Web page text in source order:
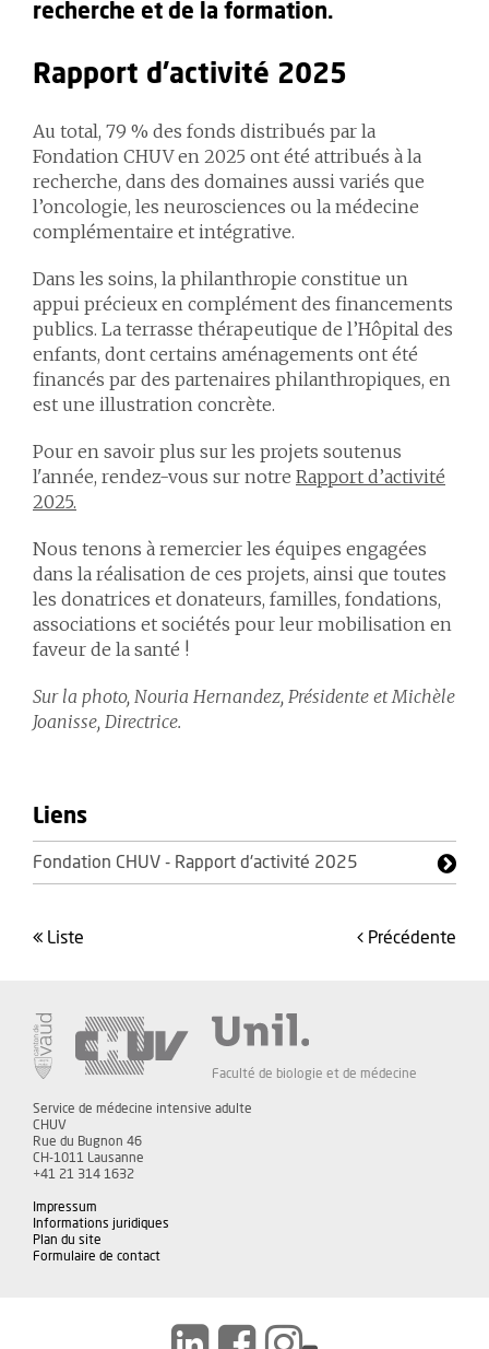
recherche et de la formation.
Rapport d'activité 2025
Au total, 79 % des fonds distribués par la
Fondation CHUV en 2025 ont été attribués à la
recherche, dans des domaines aussi variés que
l’oncologie, les neurosciences ou la médecine
complémentaire et intégrative.
Dans les soins, la philanthropie constitue un
appui précieux en complément des financements
publics. La terrasse thérapeutique de l’Hôpital des
enfants, dont certains aménagements ont été
financés par des partenaires philanthropiques, en
est une illustration concrète.
Pour en savoir plus sur les projets soutenus
l'année, rendez-vous sur notre Rapport d’activité
2025.
Nous tenons à remercier les équipes engagées
dans la réalisation de ces projets, ainsi que toutes
les donatrices et donateurs, familles, fondations,
associations et sociétés pour leur mobilisation en
faveur de la santé !
Sur la photo, Nouria Hernandez, Présidente et Michèle
Joanisse, Directrice.
Liens
Fondation CHUV - Rapport d'activité 2025
liste précédente
Faculté de biologie et de médecine
Service de médecine intensive adulte
CHUV
Rue du Bugnon 46
CH-1011 Lausanne
+41 21 314 1632
Impressum
Informations juridiques
Plan du site
Formulaire de contact